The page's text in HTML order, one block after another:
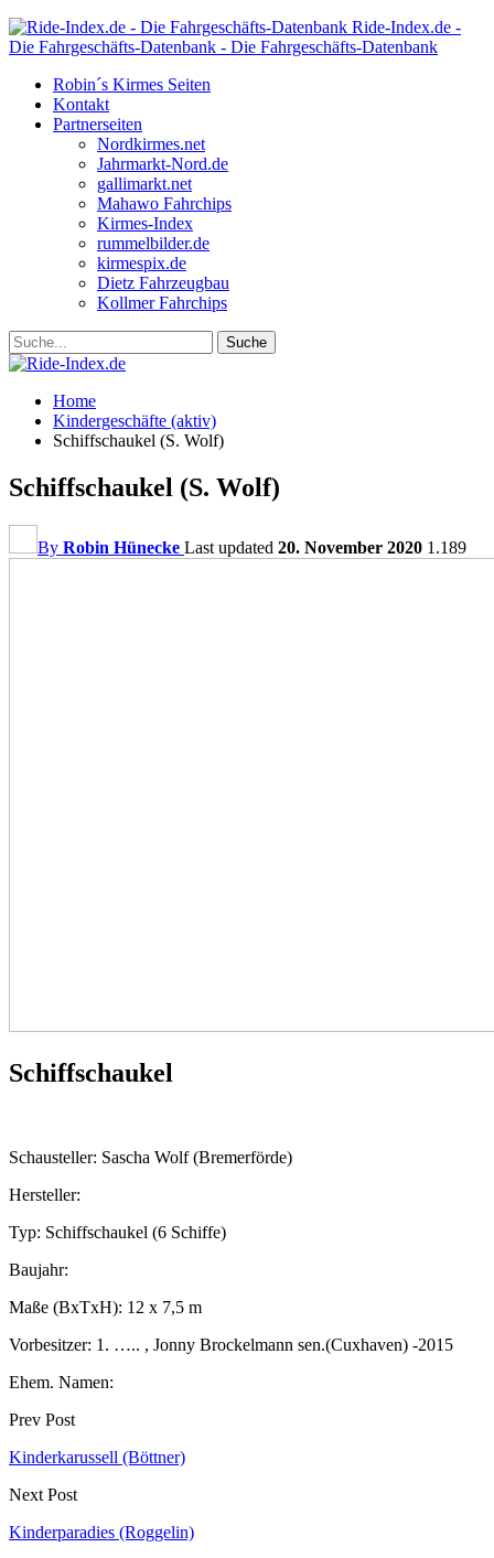
Ride-Index.de -
Die Fahrgeschäfts-Datenbank - Die Fahrgeschäfts-Datenbank
Robin´s Kirmes Seiten
Kontakt
Partnerseiten
Nordkirmes.net
Jahrmarkt-Nord.de
gallimarkt.net
Mahawo Fahrchips
Kirmes-Index
rummelbilder.de
kirmespix.de
Dietz Fahrzeugbau
Kollmer Fahrchips
Home
Kindergeschäfte (aktiv)
Schiffschaukel (S. Wolf)
Schiffschaukel (S. Wolf)
By Robin Hünecke Last updated 20. November 2020 1.189
Schiffschaukel
Schausteller: Sascha Wolf (Bremerförde)
Hersteller:
Typ: Schiffschaukel (6 Schiffe)
Baujahr:
Maße (BxTxH): 12 x 7,5 m
Vorbesitzer: 1. ….. , Jonny Brockelmann sen.(Cuxhaven) -2015
Ehem. Namen:
Prev Post
Kinderkarussell (Böttner)
Next Post
Kinderparadies (Roggelin)